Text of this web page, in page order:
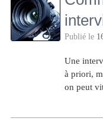
Publié le
Une
à priori,
on peut